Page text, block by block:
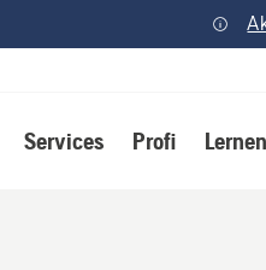
Services Profi